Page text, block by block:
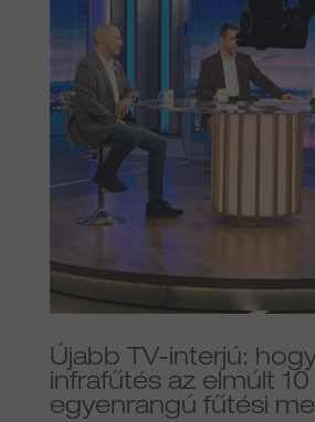
Újabb TV-interjú:
infrafűtés az elmúlt
egyenrangú fűtési